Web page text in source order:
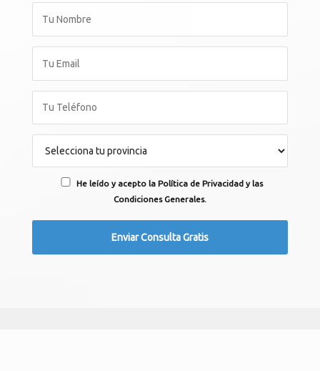
He leído y acepto la Política de Privacidad y las
Condiciones Generales.